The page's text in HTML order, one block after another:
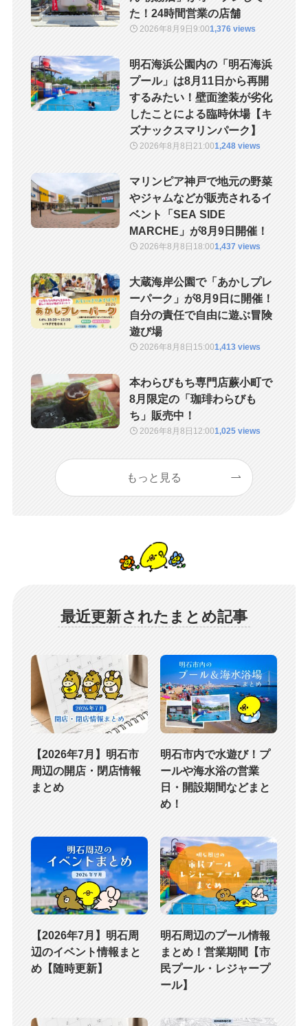
た！24時間営業の店舗
2026年8月9日9:001,376 views
明石海浜公園内の「明石海浜
プール」は8月11日から再開
するみたい！壁面塗装が劣化
したことによる臨時休場【キ
ズナックスマリンパーク】
2026年8月8日21:001,248 views
マリンピア神戸で地元の野菜
やジャムなどが販売されるイ
ベント「SEA SIDE
MARCHE」が8月9日開催！
2026年8月8日 18:001,437 views
大蔵海岸公園で「あかしプレ
ーパーク」が8月9日に開催！
自分の責任で自由に遊ぶ冒険
遊び場
2026年8月8日 15:001,413 views
本わらびもち専門店蕨小町で
8月限定の「珈琲わらびも
ち」販売中！
2026年8月8日 12:001,025 views
もっと見る
最近更新されたまとめ記事
【2026年7月】明石市
周辺の開店・閉店情報
まとめ
明石市内で水遊び！プ
ールや海水浴の営業
日・開設期間などまと
め！
【2026年7月】明石周
辺のイベント情報まと
め【随時更新】
明石周辺のプール情報
まとめ！営業期間【市
民プール・レジャープ
ール】